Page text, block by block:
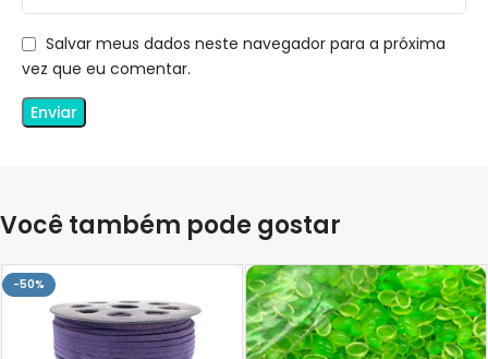
Salvar meus dados neste navegador para a próxima
vez que eu comentar.
Você também pode gostar
-50%